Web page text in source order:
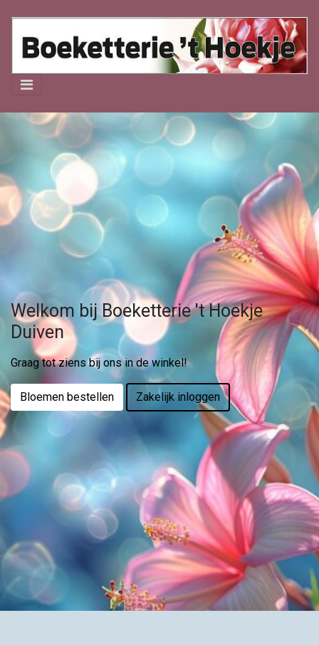
Welkom bij Boeketterie 't Hoekje
Duiven
Graag tot ziens bij ons in de winkel!
Bloemen bestellen Zakelijk inloggen